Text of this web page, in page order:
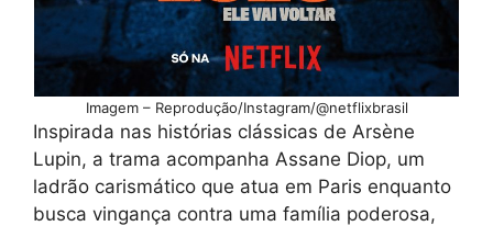
Imagem – Reprodução/Instagram/@netflixbrasil
Inspirada nas histórias clássicas de Arsène
Lupin, a trama acompanha Assane Diop, um
ladrão carismático que atua em Paris enquanto
busca vingança contra uma família poderosa,